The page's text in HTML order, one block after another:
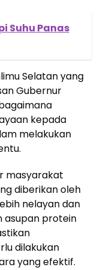
Suhu Panas
Selatan yang
Gubernur
kepada
melakukan
masyarakat
diberikan oleh
nelayan dan
asupan protein
dilakukan
yang efektif.